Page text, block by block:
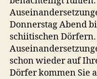
Donnerstag Abend
schiitischen
schon wieder auf
Dörfer kommen Sie